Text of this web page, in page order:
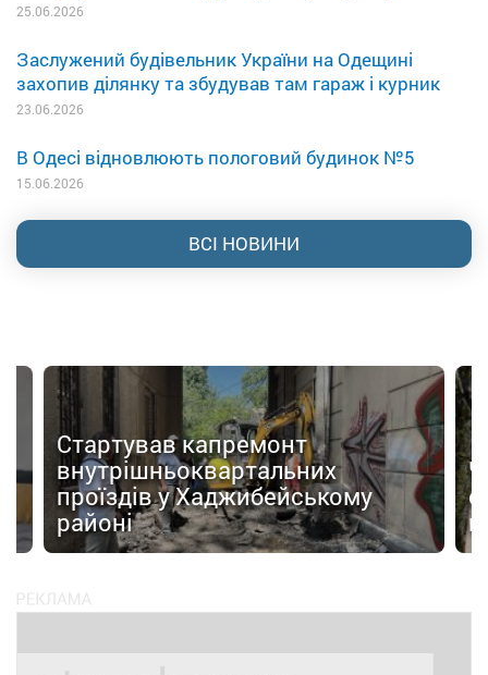
25.06.2026
Заслужений будівельник України на Одещині
захопив ділянку та збудував там гараж і курник
23.06.2026
В Одесі відновлюють пологовий будинок №5
15.06.2026
ВСІ НОВИНИ
Стартував капремонт
внутрішньоквартальних
проїздів у Хаджибейському
районі